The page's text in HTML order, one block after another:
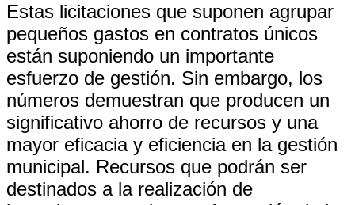
Estas licitaciones que suponen agrupar
pequeños gastos en contratos únicos
están suponiendo un importante
esfuerzo de gestión. Sin embargo, los
números demuestran que producen un
significativo ahorro de recursos y una
mayor eficacia y eficiencia en la gestión
municipal. Recursos que podrán ser
destinados a la realización de